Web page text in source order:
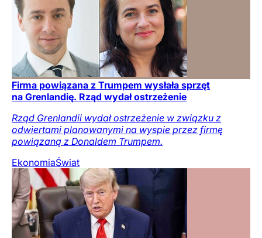
Firma powiązana z Trumpem wysłała sprzęt
na Grenlandię. Rząd wydał ostrzeżenie
Rząd Grenlandii wydał ostrzeżenie w związku z
odwiertami planowanymi na wyspie przez firmę
powiązaną z Donaldem Trumpem.
EkonomiaŚwiat